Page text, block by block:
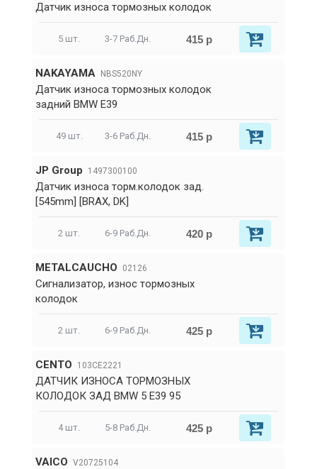
Датчик износа тормозных колодок
5 шт. 3-7 Раб.Дн. 415 р
NAKAYAMA NBS520NY
Датчик износа тормозных колодок
задний BMW E39
49 шт. 3-6 Раб.Дн. 415 р
JP Group 1497300100
Датчик износа торм.колодок зад.
[545mm] [BRAX, DK]
2 шт. 6-9 Раб.Дн. 420 р
METALCAUCHO 02126
Сигнализатор, износ тормозных
колодок
2 шт. 6-9 Раб.Дн. 425 р
CENTO 103CE2221
ДАТЧИК ИЗНОСА ТОРМОЗНЫХ
КОЛОДОК ЗАД BMW 5 E39 95
4 шт. 5-8 Раб.Дн. 425 р
VAICO V20725104